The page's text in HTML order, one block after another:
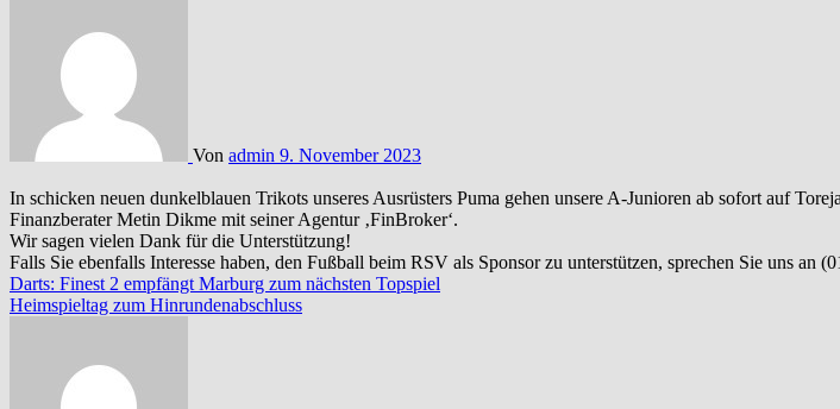
Von admin 9. November 2023
In schicken neuen dunkelblauen Trikots unseres Ausrüsters Puma gehen unsere A-Junioren ab sofort auf
Finanzberater Metin Dikme mit seiner Agentur ‚FinBroker‘.
Wir sagen vielen Dank für die Unterstützung!
Falls Sie ebenfalls Interesse haben, den Fußball beim RSV als Sponsor zu unterstützen, sprechen Sie uns an
Beitragsnavigation
Darts: Finest 2 empfängt Marburg zum nächsten Topspiel
Heimspieltag zum Hinrundenabschluss